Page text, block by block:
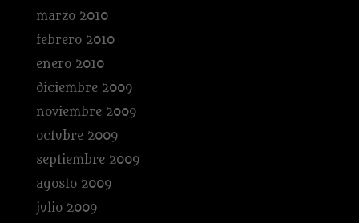
marzo 2010
febrero 2010
enero 2010
diciembre 2009
noviembre 2009
octubre 2009
septiembre 2009
agosto 2009
julio 2009